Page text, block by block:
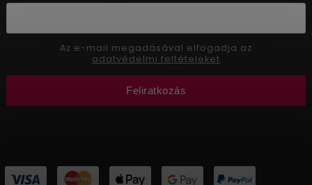
adatvédelmi feltételeket
Feliratkozás